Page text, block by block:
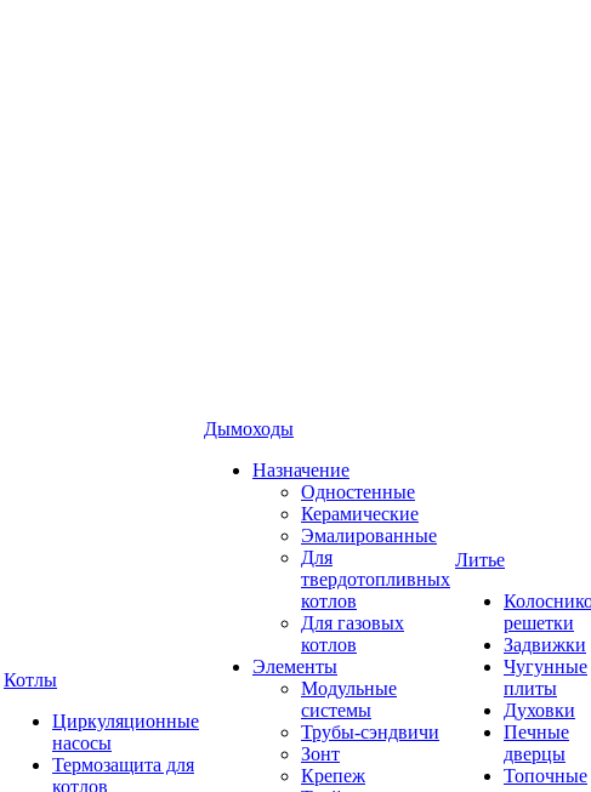
Котлы
Циркуляционные
насосы
Термозащита для
котлов
Дымоходы
Назначение
Одностенные
Керамические
Эмалированные
Для
твердотопливных
котлов
Для газовых
котлов
Элементы
Модульные
системы
Трубы-сэндвичи
Зонт
Крепеж
Литье
решетки
Задвижки
Чугунные
плиты
Духовки
Печные
дверцы
Топочные